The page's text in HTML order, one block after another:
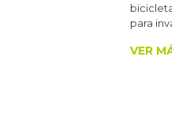
para
VER